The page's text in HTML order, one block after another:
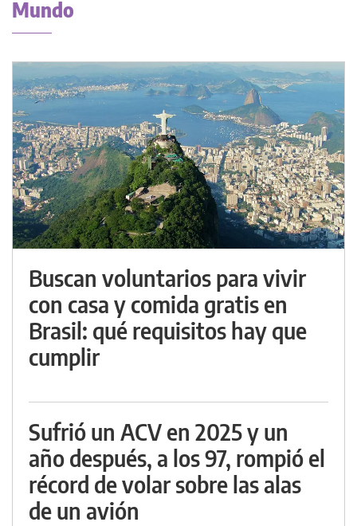
Mundo
Buscan voluntarios para vivir
con casa y comida gratis en
Brasil: qué requisitos hay que
cumplir
Sufrió un ACV en 2025 y un
año después, a los 97, rompió el
récord de volar sobre las alas
de un avión